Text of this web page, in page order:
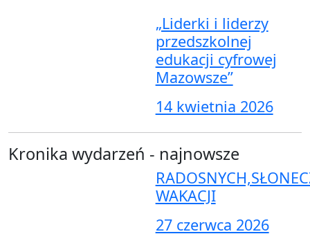
„Liderki i liderzy
przedszkolnej
edukacji cyfrowej
Mazowsze”
14 kwietnia 2026
Kronika wydarzeń - najnowsze
WAKACJI
27 czerwca 2026